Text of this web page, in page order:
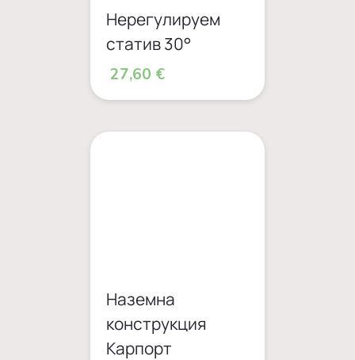
Нерегулируем
статив 30°
27,60 €
Наземна
конструкция
Карпорт